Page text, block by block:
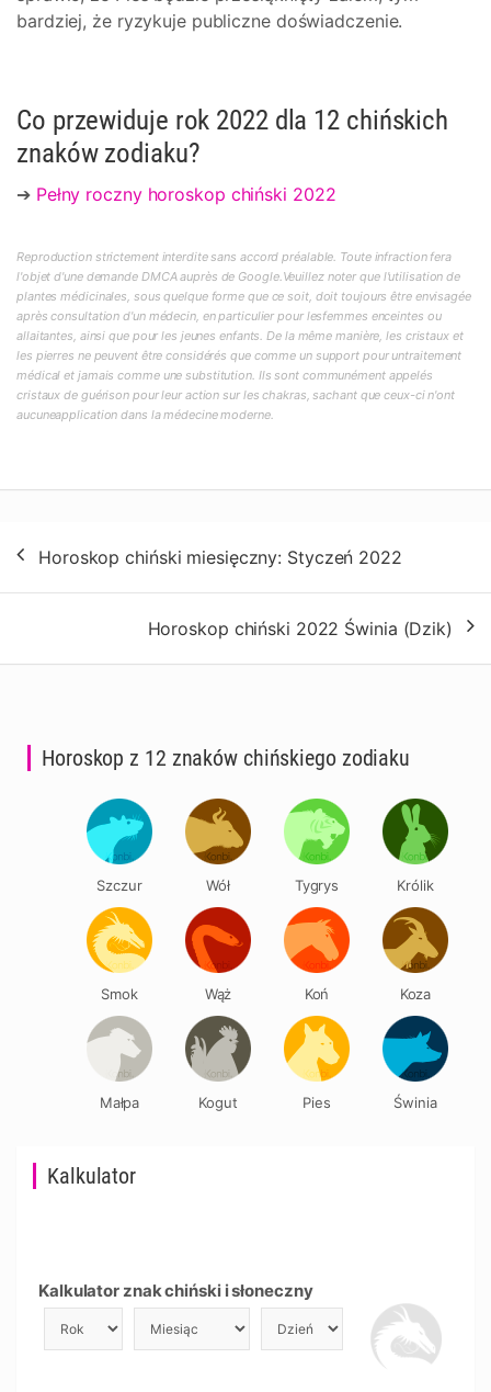
bardziej, że ryzykuje publiczne doświadczenie.
Co przewiduje rok 2022 dla 12 chińskich
znaków zodiaku?
➔ Pełny roczny horoskop chiński 2022
Reproduction strictement interdite sans accord préalable. Toute infraction fera
l'objet d'une demande DMCA auprès de Google.Veuillez noter que l'utilisation de
plantes médicinales, sous quelque forme que ce soit, doit toujours être envisagée
après consultation d'un médecin, en particulier pour lesfemmes enceintes ou
allaitantes, ainsi que pour les jeunes enfants. De la même manière, les cristaux et
les pierres ne peuvent être considérés que comme un support pour untraitement
médical et jamais comme une substitution. Ils sont communément appelés
cristaux de guérison pour leur action sur les chakras, sachant que ceux-ci n'ont
aucuneapplication dans la médecine moderne.
wpisuHoroskop chiński miesięczny: Styczeń 2022
Horoskop chiński 2022 Świnia (Dzik)
Kalkulator
Kalkulator znak chiński i słoneczny
Horoskop z 12 znaków chińskiego zodiaku
Szczur Wół Tygrys Królik
Smok Wąż Koń Koza
Małpa Kogut Pies Świnia